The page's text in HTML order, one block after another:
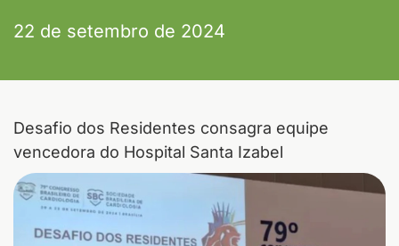
22 de setembro de 2024
Desafio dos Residentes consagra equipe
vencedora do Hospital Santa Izabel